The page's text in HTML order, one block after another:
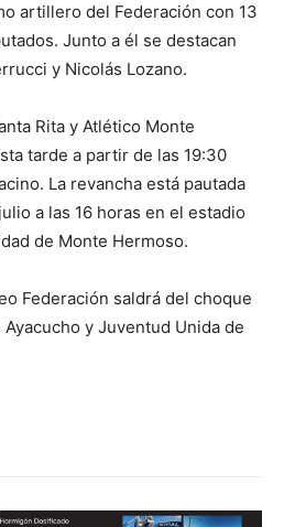
artillero del Federación con 13
Junto a él se destacan
y Nicolás Lozano.
Rita y Atlético Monte
tarde a partir de las 19:30
La revancha está pautada
a las 16 horas en el estadio
de Monte Hermoso.
Federación saldrá del choque
y Juventud Unida de